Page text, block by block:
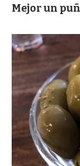
Mejor un